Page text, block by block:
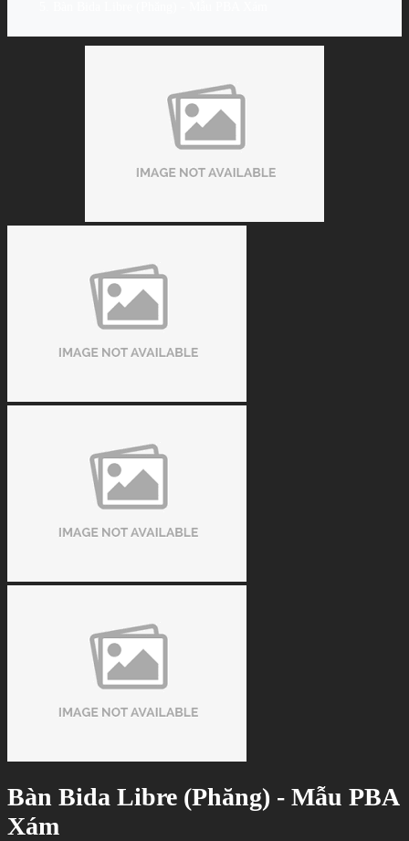
Bàn Bida Libre (Phăng) - Mẫu PBA
Xám